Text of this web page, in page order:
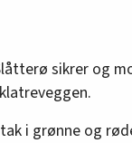
sikrer og
i grønne og